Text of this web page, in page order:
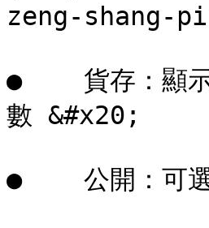
zeng-shang-
●    貨存：顯示
數 &#x20;
●    公開：可選